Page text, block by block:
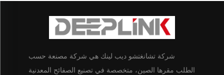
شركة تشانغتشو ديب لينك هي شركة مصنعة حسب
الطلب مقرها الصين، متخصصة في تصنيع الصفائح المعدنية